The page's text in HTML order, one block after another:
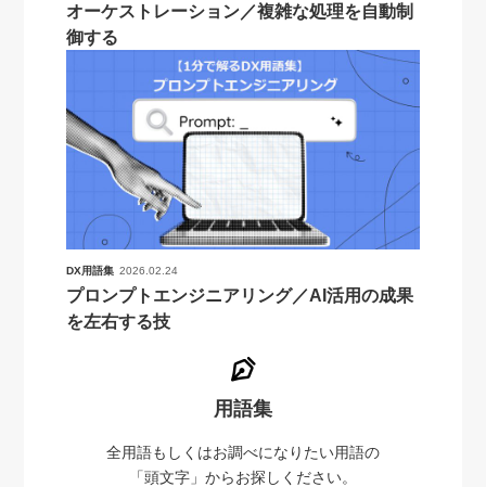
オーケストレーション／複雑な処理を自動制
御する
DX用語集 2026.02.24
プロンプトエンジニアリング／AI活用の成果
を左右する技
用語集
全用語もしくはお調べになりたい用語の
「頭文字」からお探しください。